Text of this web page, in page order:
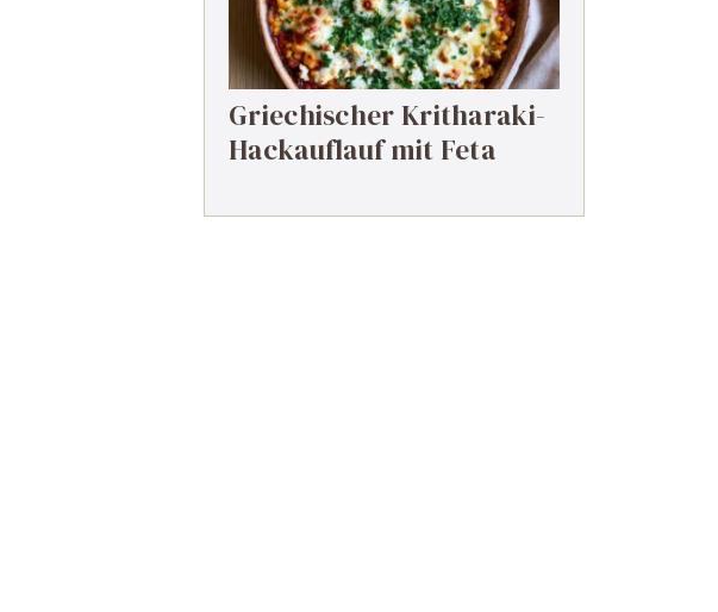
Griechischer Kritharaki-
Hackauflauf mit Feta